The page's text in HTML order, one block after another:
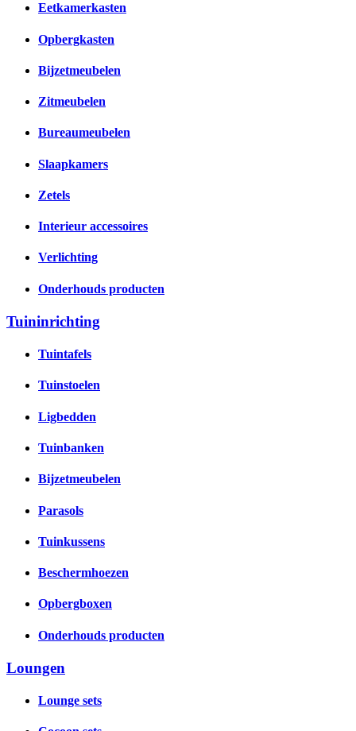
Eetkamerkasten
Opbergkasten
Bijzetmeubelen
Zitmeubelen
Bureaumeubelen
Slaapkamers
Zetels
Interieur accessoires
Verlichting
Onderhouds producten
Tuininrichting
Tuintafels
Tuinstoelen
Ligbedden
Tuinbanken
Bijzetmeubelen
Parasols
Tuinkussens
Beschermhoezen
Opbergboxen
Onderhouds producten
Loungen
Lounge sets